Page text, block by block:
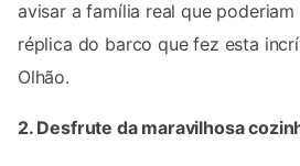
avisar a família real que
réplica do barco que fez esta
Olhão.
2. Desfrute da maravilhosa